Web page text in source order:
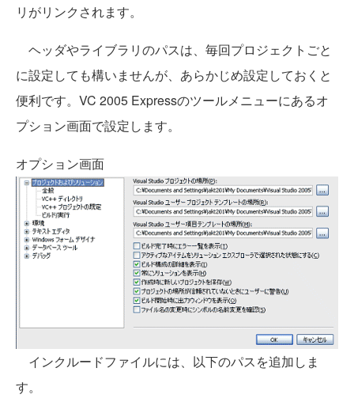
リがリンクされます。
ヘッダやライブラリのパスは、毎回プロジェクトごと
に設定しても構いませんが、あらかじめ設定しておくと
便利です。VC 2005 Expressのツールメニューにあるオ
プション画面で設定します。
オプション画面
インクルードファイルには、以下のパスを追加しま
す。